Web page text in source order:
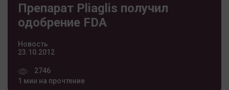
Препарат Pliaglis получил
одобрение FDA
Новость
23.10.2012
2746
1 мин на прочтение